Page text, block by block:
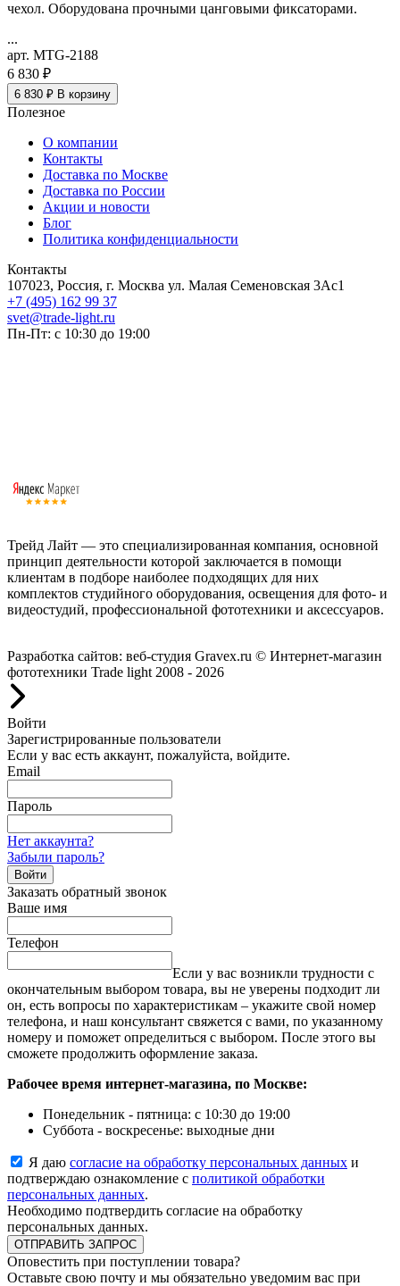
чехол. Оборудована прочными цанговыми фиксаторами.
...
арт. MTG-2188
6 830 ₽
6 830 ₽ В корзину
Полезное
О компании
Контакты
Доставка по Москве
Доставка по России
Акции и новости
Блог
Политика конфиденциальности
Контакты
107023, Россия, г. Москва ул. Малая Семеновская 3Ас1
+7 (495) 162 99 37
svet@trade-light.ru
Пн-Пт: с 10:30 до 19:00
Трейд Лайт — это специализированная компания, основной
принцип деятельности которой заключается в помощи
клиентам в подборе наиболее подходящих для них
комплектов студийного оборудования, освещения для фото- и
видеостудий, профессиональной фототехники и аксессуаров.
Разработка сайтов: веб-студия Gravex.ru © Интернет-магазин
фототехники Trade light 2008 - 2026
Войти
Зарегистрированные пользователи
Если у вас есть аккаунт, пожалуйста, войдите.
Email
Пароль
Нет аккаунта?
Забыли пароль?
Войти
Заказать обратный звонок
Ваше имя
Телефон
Если у вас возникли трудности с
окончательным выбором товара, вы не уверены подходит ли
он, есть вопросы по характеристикам – укажите свой номер
телефона, и наш консультант свяжется с вами, по указанному
номеру и поможет определиться с выбором. После этого вы
сможете продолжить оформление заказа.
Рабочее время интернет-магазина, по Москве:
Понедельник - пятница: с 10:30 до 19:00
Суббота - воскресенье: выходные дни
Я даю согласие на обработку персональных данных и
подтверждаю ознакомление с политикой обработки
персональных данных.
Необходимо подтвердить согласие на обработку
персональных данных.
ОТПРАВИТЬ ЗАПРОС
Оповестить при поступлении товара?
Оставьте свою почту и мы обязательно уведомим вас при